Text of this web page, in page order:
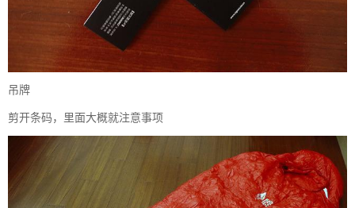
吊牌
剪开条码，里面大概就注意事项